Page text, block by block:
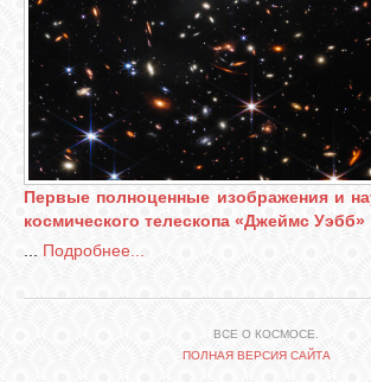
ВИДЕО
ФОТО
СВЯЗЬ
Первые полноценные изображения и
космического телескопа «Джеймс Уэбб»
Подробнее...
ВСЕ О КОСМОСЕ.
ПОЛНАЯ ВЕРСИЯ САЙТА